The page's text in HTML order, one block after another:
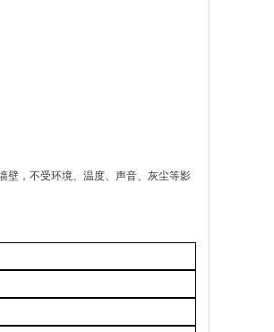
壁，不受环境、温度、声音、灰尘等影